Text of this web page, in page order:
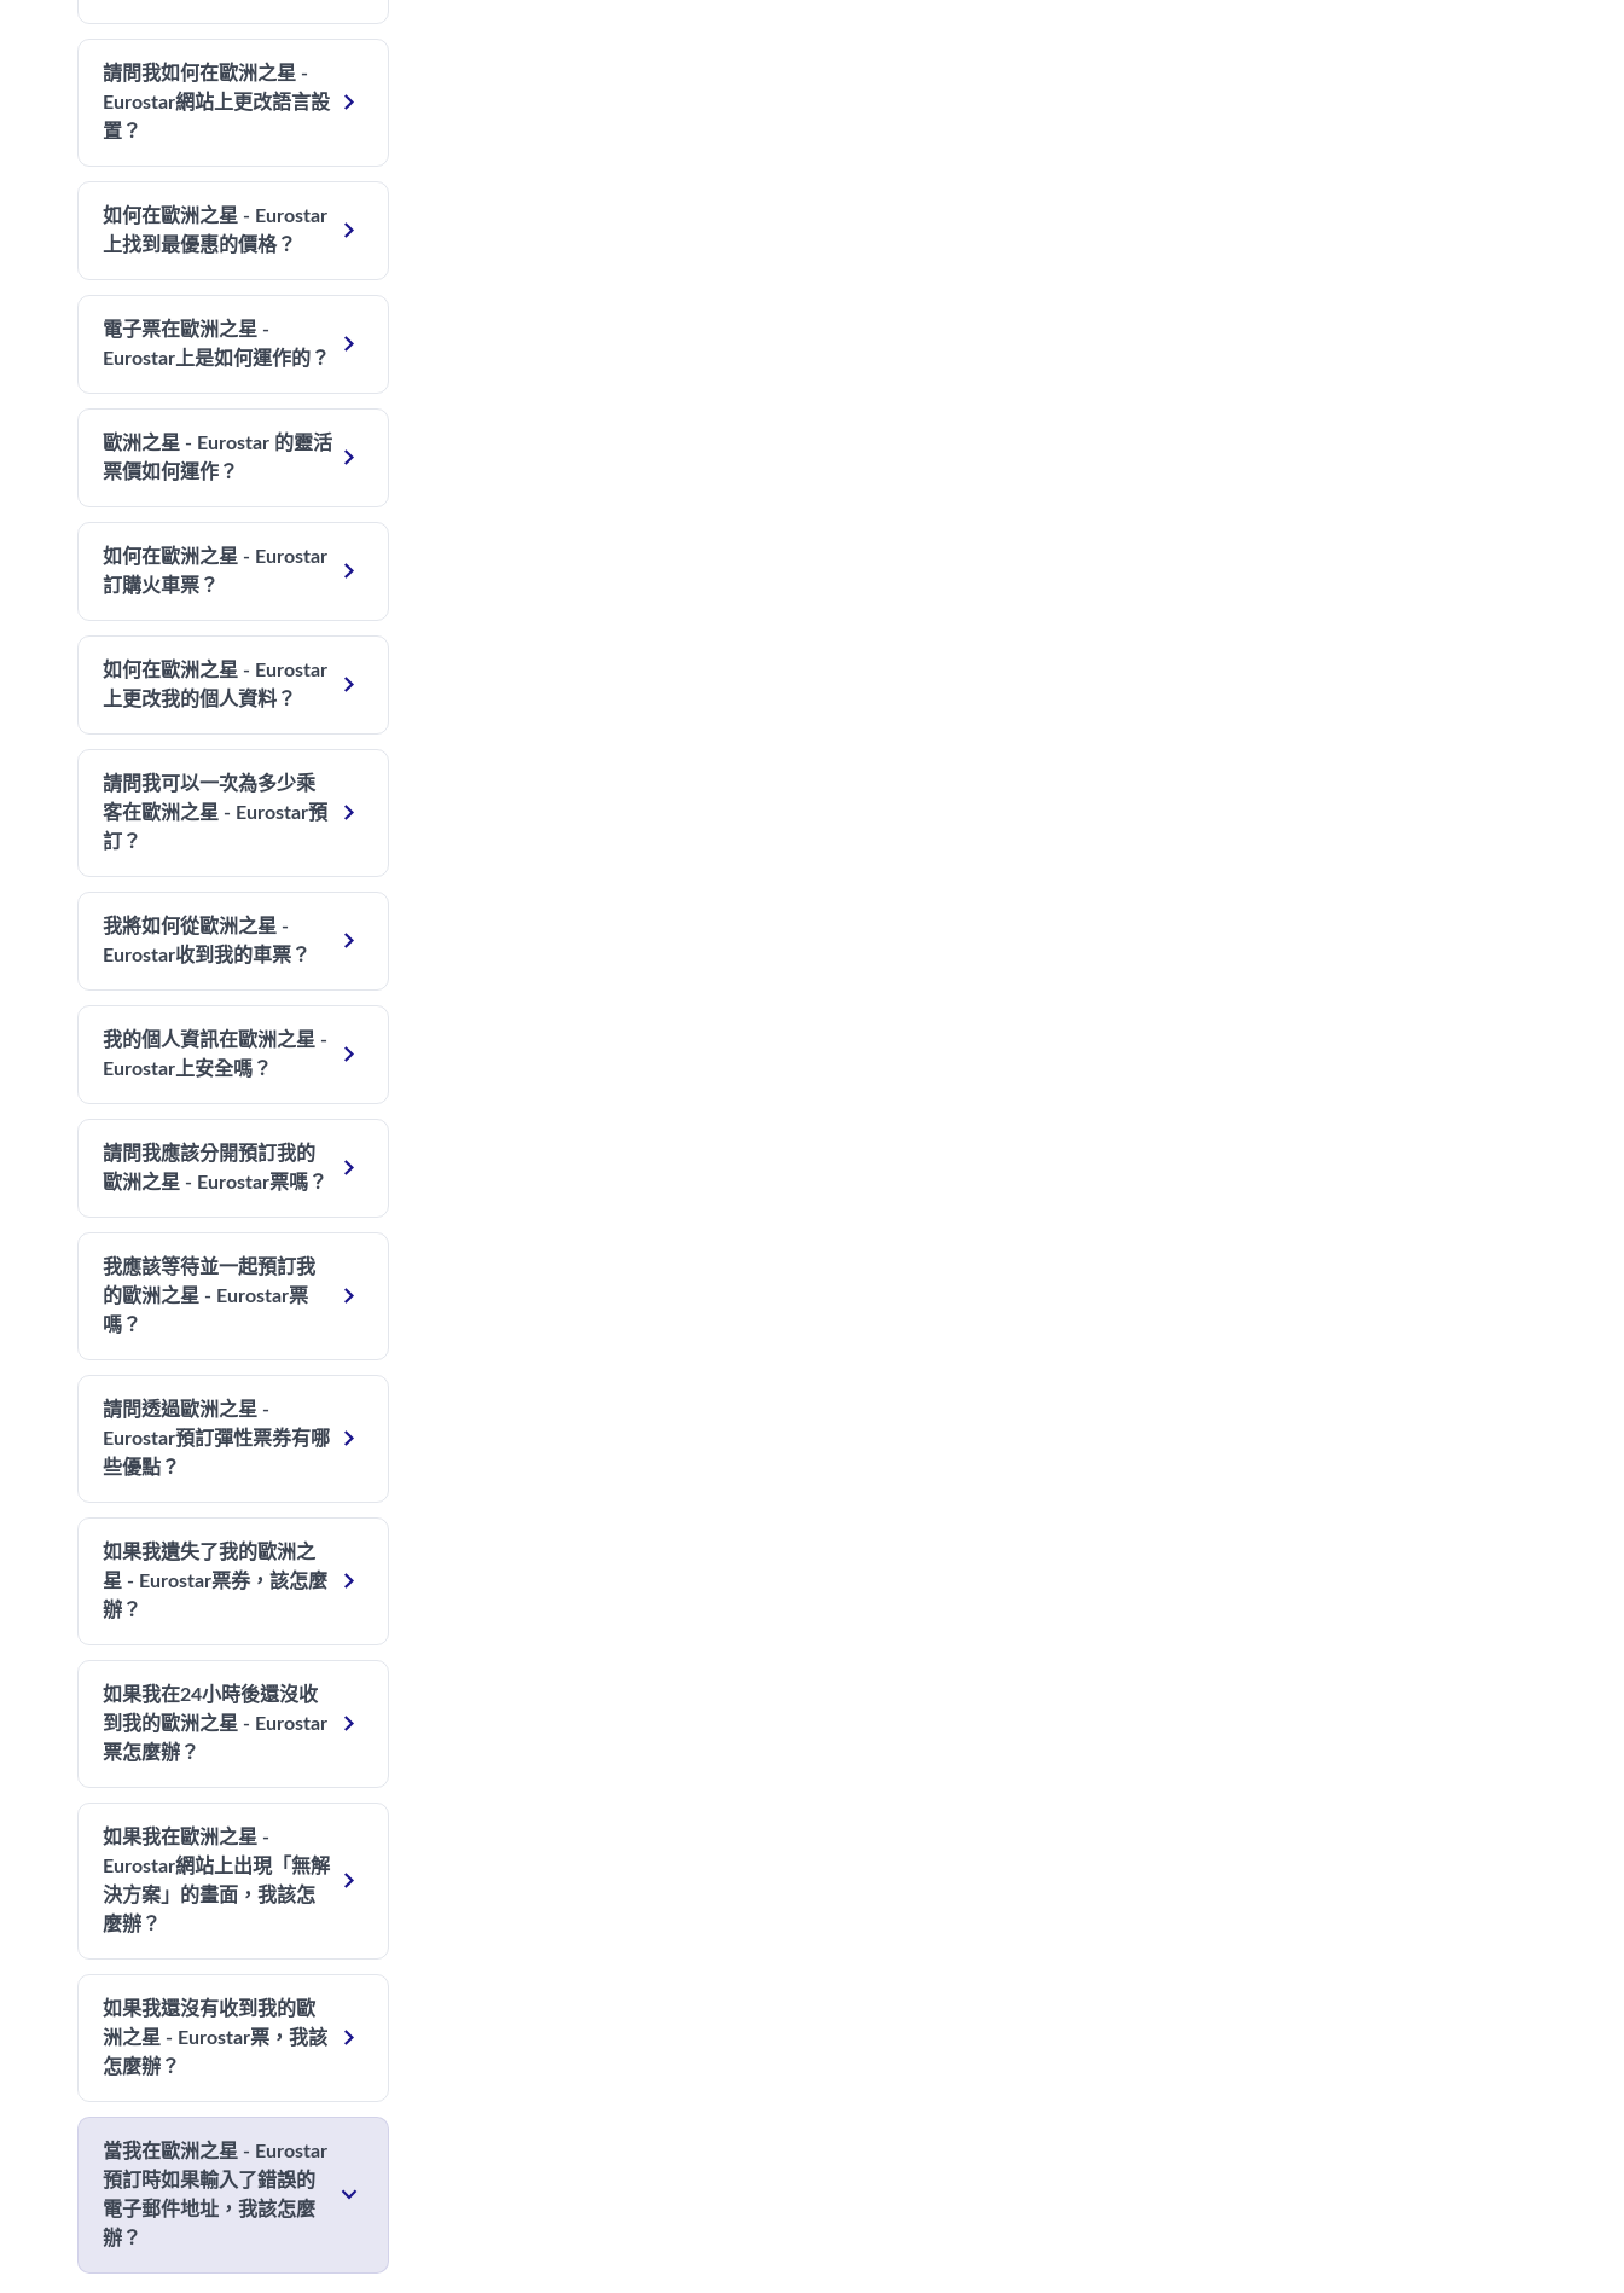
請問我如何在歐洲之星 -
Eurostar網站上更改語言設
置？

如何在歐洲之星 - Eurostar
上找到最優惠的價格？

電子票在歐洲之星 -
Eurostar上是如何運作的？

歐洲之星 - Eurostar 的靈活
票價如何運作？

如何在歐洲之星 - Eurostar
訂購火車票？

如何在歐洲之星 - Eurostar
上更改我的個人資料？

請問我可以一次為多少乘
客在歐洲之星 - Eurostar預
訂？

我將如何從歐洲之星 -
Eurostar收到我的車票？

我的個人資訊在歐洲之星 -
Eurostar上安全嗎？

請問我應該分開預訂我的
歐洲之星 - Eurostar票嗎？

我應該等待並一起預訂我
的歐洲之星 - Eurostar票
嗎？

請問透過歐洲之星 -
Eurostar預訂彈性票券有哪
些優點？

如果我遺失了我的歐洲之
星 - Eurostar票券，該怎麼
辦？

如果我在24小時後還沒收
到我的歐洲之星 - Eurostar
票怎麼辦？

如果我在歐洲之星 -
Eurostar網站上出現「無解
決方案」的畫面，我該怎
麼辦？

如果我還沒有收到我的歐
洲之星 - Eurostar票，我該
怎麼辦？

當我在歐洲之星 - Eurostar
預訂時如果輸入了錯誤的
電子郵件地址，我該怎麼
辦？
